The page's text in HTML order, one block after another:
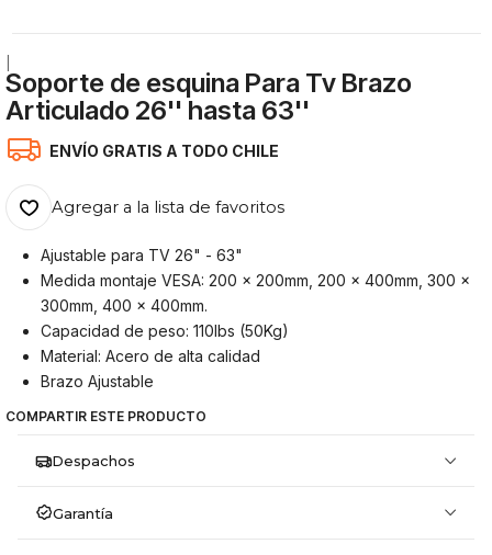
Soporte de esquina Para Tv Brazo
Articulado 26'' hasta 63''
ENVÍO GRATIS A TODO CHILE
Agregar a la lista de favoritos
Ajustable para TV 26" - 63"
Medida montaje VESA:200 x 200mm, 200 x 400mm, 300 x
300mm, 400 x 400mm.
Capacidad de peso: 110lbs (50Kg)
Material: Acero de alta calidad
Brazo Ajustable
COMPARTIR ESTE PRODUCTO
Despachos
Garantía